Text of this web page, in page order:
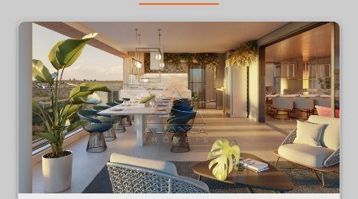
Apartamento - Jardim Olhos D'água - Ribeirão Preto